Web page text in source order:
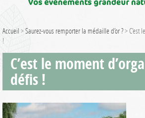
Accueil >Saurez-vous remporter la médaille d’or ?>C’est
!
C’est le moment
défis !